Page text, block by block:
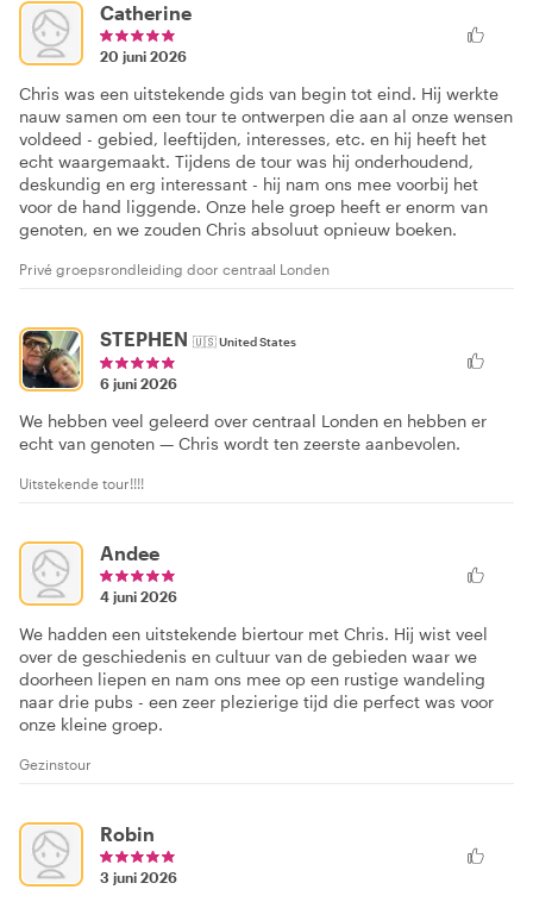
Catherine
20 juni 2026
Chris was een uitstekende gids van begin tot eind. Hij werkte
nauw samen om een tour te ontwerpen die aan al onze wensen
voldeed - gebied, leeftijden, interesses, etc. en hij heeft het
echt waargemaakt. Tijdens de tour was hij onderhoudend,
deskundig en erg interessant - hij nam ons mee voorbij het
voor de hand liggende. Onze hele groep heeft er enorm van
genoten, en we zouden Chris absoluut opnieuw boeken.
Privé groepsrondleiding door centraal Londen
STEPHEN 🇺🇸United States
6 juni 2026
We hebben veel geleerd over centraal Londen en hebben er
echt van genoten — Chris wordt ten zeerste aanbevolen.
Uitstekende tour!!!!
Andee
4 juni 2026
We hadden een uitstekende biertour met Chris. Hij wist veel
over de geschiedenis en cultuur van de gebieden waar we
doorheen liepen en nam ons mee op een rustige wandeling
naar drie pubs - een zeer plezierige tijd die perfect was voor
onze kleine groep.
Gezinstour
Robin
3 juni 2026